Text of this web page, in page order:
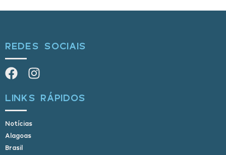
REDES SOCIAIS
LINKS RÁPIDOS
Notícias
Alagoas
Brasil